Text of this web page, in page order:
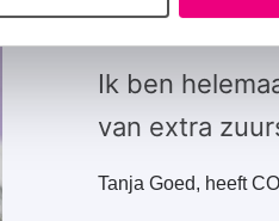
Ik ben
van extra
Tanja Goed, heeft